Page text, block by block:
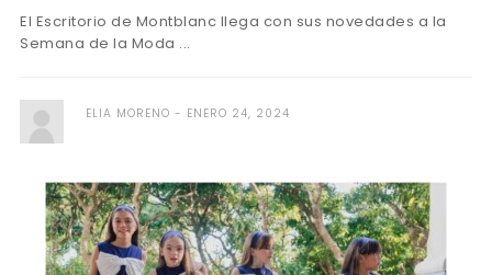
El Escritorio de Montblanc llega con sus novedades a la
Semana de la Moda ...
ELIA MORENO ENERO 24, 2024